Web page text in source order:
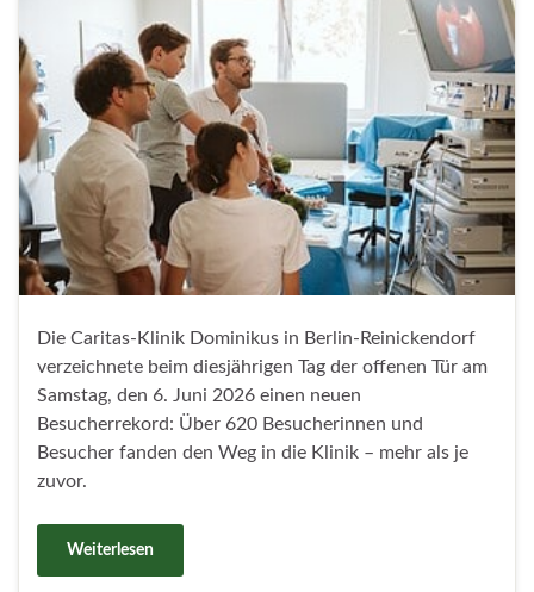
Die Caritas-Klinik Dominikus in Berlin-Reinickendorf
verzeichnete beim diesjährigen Tag der offenen Tür am
Samstag, den 6. Juni 2026 einen neuen
Besucherrekord: Über 620 Besucherinnen und
Besucher fanden den Weg in die Klinik – mehr als je
zuvor.
Weiterlesen